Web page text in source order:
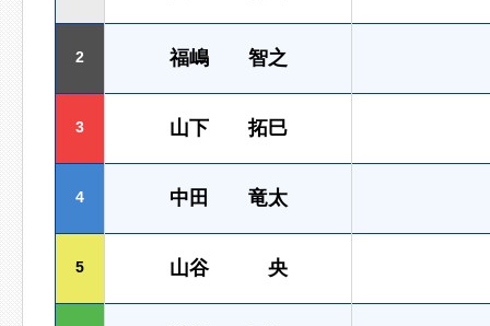
2 福嶋 智之
3 山下 拓巳
4 中田 竜太
5 山谷 央